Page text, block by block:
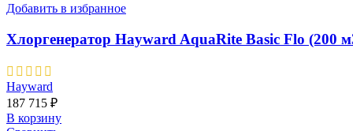
Добавить в избранное
Хлоргенератор Hayward AquaRite Basic Flo (200
Hayward
187 715 ₽
В корзину